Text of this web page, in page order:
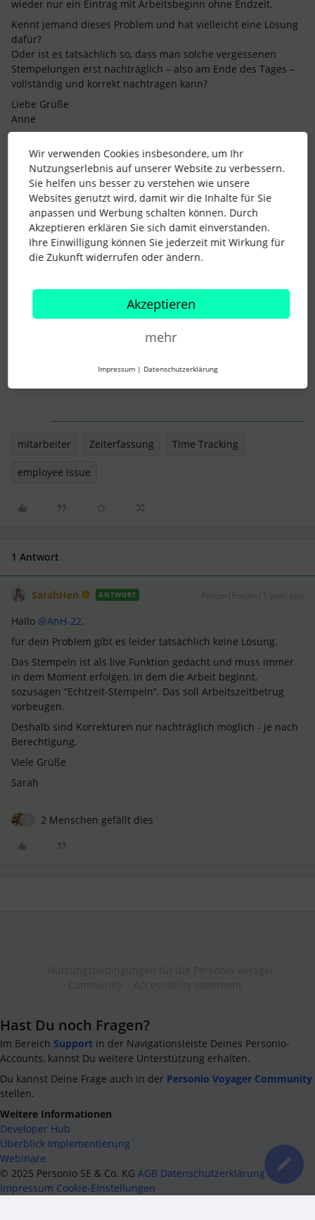
wieder nur ein Eintrag mit Arbeitsbeginn ohne Endzeit.
Kennt jemand dieses Problem und hat vielleicht eine Lösung
dafür?
Oder ist es tatsächlich so, dass man solche vergessenen
Stempelungen erst nachträglich – also am Ende des Tages –
vollständig und korrekt nachtragen kann?
Liebe Grüße
Anne
Beste Antwort vonSarahHen
Hallo ​ @AnH-22,
für dein Problem gibt es leider tatsächlich
keine Lösung.
Das Stempeln ist als live Funktion gedacht
und muss immer in dem Moment erfolgen,
“Echtzeit-Stempeln”. Das soll
Arbeitszeitbetrug vorbeugen.
möglich - je nach Berechtigung.
mitarbeiter Zeiterfassung Time Tracking
employee issue
1 Antwort
SarahHen ANTWORT
Hallo ​ @AnH-22,
für dein Problem gibt es leider tatsächlich keine Lösung.
Das Stempeln ist als live Funktion gedacht und muss immer
in dem Moment erfolgen, in dem die Arbeit beginnt,
sozusagen “Echtzeit-Stempeln”. Das soll Arbeitszeitbetrug
vorbeugen.
Deshalb sind Korrekturen nur nachträglich möglich - je nach
Berechtigung.
Viele Grüße
Sarah
2 Menschen gefällt dies
Hast Du noch Fragen?
Im Bereich Support in der Navigationsleiste Deines Personio-
Accounts, kannst Du weitere Unterstützung erhalten.
Du kannst Deine Frage auch in der Personio Voyager Community
stellen.
Weitere Informationen
Developer Hub
Überblick Implementierung
Webinare
© 2025 Personio SE & Co. KG AGB Datenschutzerklärung
Impressum Cookie-Einstellungen
Wir verwenden Cookies insbesondere, um Ihr
Nutzungserlebnis auf unserer Website zu verbessern.
Sie helfen uns besser zu verstehen wie unsere
Websites genutzt wird, damit wir die Inhalte für Sie
anpassen und Werbung schalten können. Durch
Akzeptieren erklären Sie sich damit einverstanden.
Ihre Einwilligung können Sie jederzeit mit Wirkung für
die Zukunft widerrufen oder ändern.
Akzeptieren
mehr
Impressum | Datenschutzerklärung